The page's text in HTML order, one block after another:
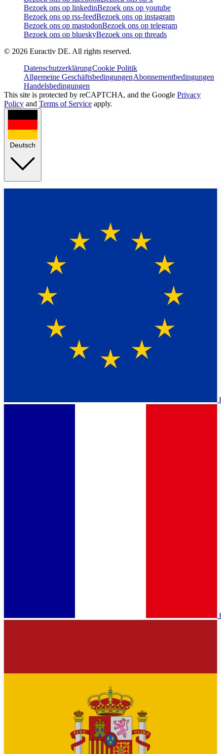
Bezoek ons op linkedinBezoek ons op youtube
Bezoek ons op rss-feedBezoek ons op instagram
Bezoek ons op mastodonBezoek ons op telegram
Bezoek ons op blueskyBezoek ons op threads
© 2026 Euractiv DE. All rights reserved.
DatenschutzerklärungCookie Politik
Allgemeine GeschäftsbedingungenAbonnementbedingungen
Handelsbedingungen
This site is protected by reCAPTCHA, and the Google Privacy
Policy and Terms of Service apply.
Deutsch